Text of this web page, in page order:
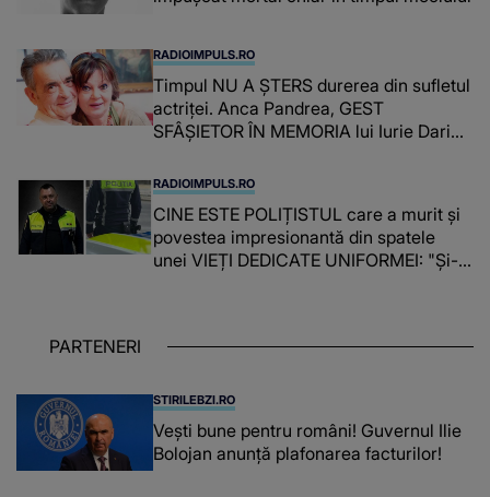
RADIOIMPULS.RO
Timpul NU A ȘTERS durerea din sufletul
actriței. Anca Pandrea, GEST
SFÂȘIETOR ÎN MEMORIA lui Iurie Darie:
timpul parcă..."
RADIOIMPULS.RO
CINE ESTE POLIȚISTUL care a murit și
povestea impresionantă din spatele
unei VIEȚI DEDICATE UNIFORMEI: "Și-a
PARTENERI
STIRILEBZI.RO
Vești bune pentru români! Guvernul Ilie
Bolojan anunță plafonarea facturilor!